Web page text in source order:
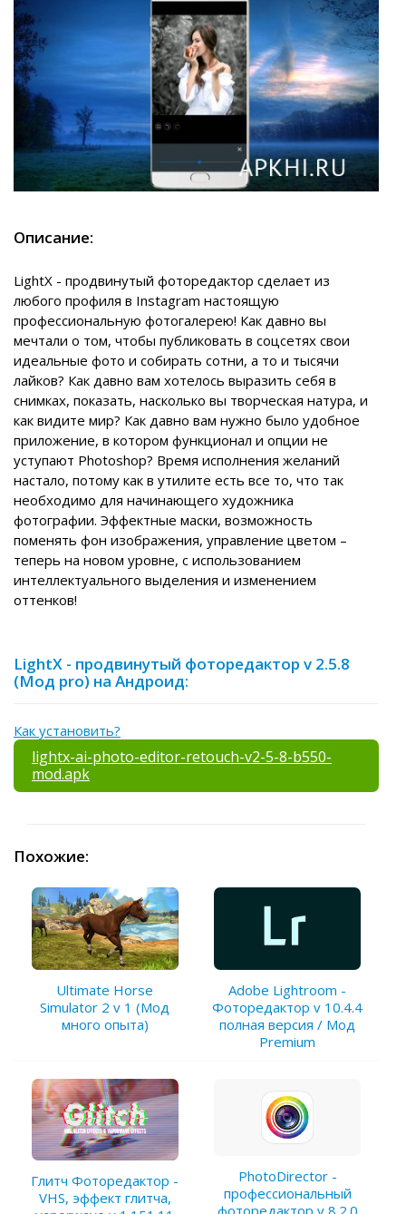
Описание:
LightX - продвинутый фоторедактор сделает из
любого профиля в Instagram настоящую
профессиональную фотогалерею! Как давно вы
мечтали о том, чтобы публиковать в соцсетях свои
идеальные фото и собирать сотни, а то и тысячи
лайков? Как давно вам хотелось выразить себя в
снимках, показать, насколько вы творческая натура, и
как видите мир? Как давно вам нужно было удобное
приложение, в котором функционал и опции не
уступают Photoshop? Время исполнения желаний
настало, потому как в утилите есть все то, что так
необходимо для начинающего художника
фотографии. Эффектные маски, возможность
поменять фон изображения, управление цветом –
теперь на новом уровне, с использованием
интеллектуального выделения и изменением
оттенков!
LightX - продвинутый фоторедактор v 2.5.8
(Мод pro) на Андроид:
Как установить?
lightx-ai-photo-editor-retouch-v2-5-8-b550-
mod.apk
Похожие:
Ultimate Horse
Simulator 2 v 1 (Мод
много опыта)
Adobe Lightroom -
Фоторедактор v 10.4.4
полная версия / Мод
Premium
Глитч Фоторедактор -
VHS, эффект глитча,
PhotoDirector -
профессиональный
фоторедактор v 8.2.0